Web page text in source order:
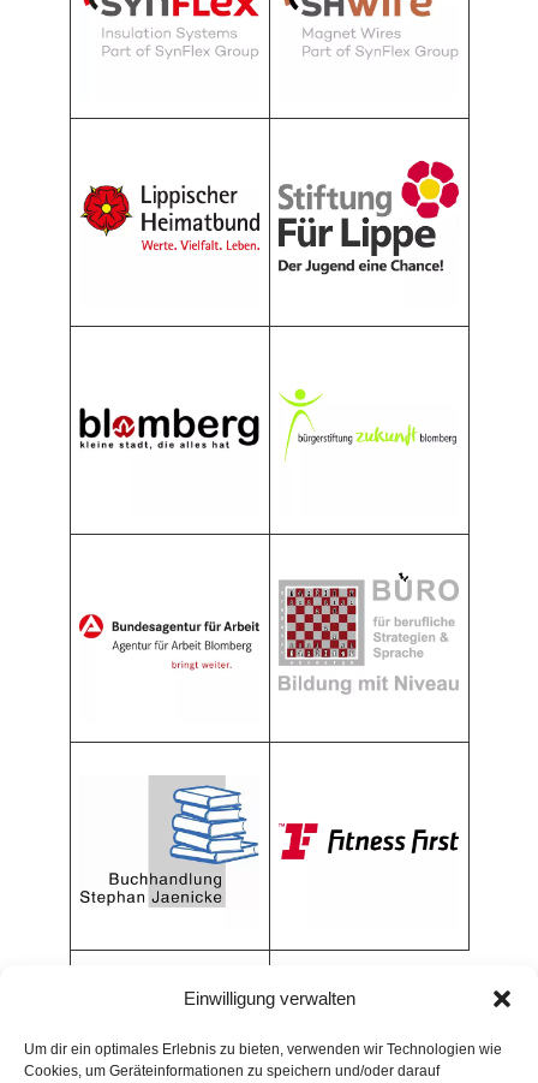
Einwilligung verwalten
Um dir ein optimales Erlebnis zu bieten, verwenden wir Technologien wie
Cookies, um Geräteinformationen zu speichern und/oder darauf